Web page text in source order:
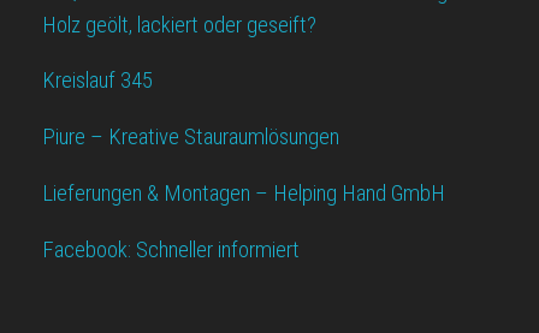
Holz geölt, lackiert oder geseift?
Kreislauf 345
Piure – Kreative Stauraumlösungen
Lieferungen & Montagen – Helping Hand GmbH
Facebook: Schneller informiert